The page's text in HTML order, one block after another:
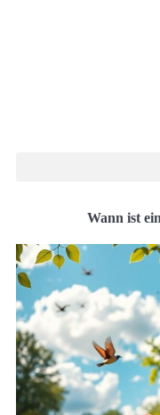
Wann ist